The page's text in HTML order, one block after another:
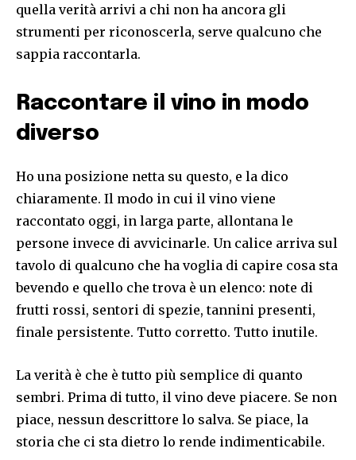
quella verità arrivi a chi non ha ancora gli
strumenti per riconoscerla, serve qualcuno che
sappia raccontarla.
Raccontare il vino in modo
diverso
Ho una posizione netta su questo, e la dico
chiaramente. Il modo in cui il vino viene
raccontato oggi, in larga parte, allontana le
persone invece di avvicinarle. Un calice arriva sul
tavolo di qualcuno che ha voglia di capire cosa sta
bevendo e quello che trova è un elenco: note di
frutti rossi, sentori di spezie, tannini presenti,
finale persistente. Tutto corretto. Tutto inutile.
La verità è che è tutto più semplice di quanto
sembri. Prima di tutto, il vino deve piacere. Se non
piace, nessun descrittore lo salva. Se piace, la
storia che ci sta dietro lo rende indimenticabile.